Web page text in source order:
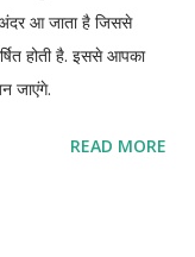
अंदर आ जाता है जिससे
होती है. इससे आपका
जाएंगे.
READ MORE